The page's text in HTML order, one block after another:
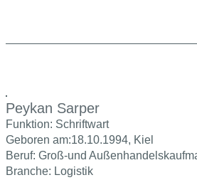
Peykan Sarper
Funktion: Schriftwart
Geboren am:18.10.1994, Kiel
Beruf: Groß-und
Branche: Logistik